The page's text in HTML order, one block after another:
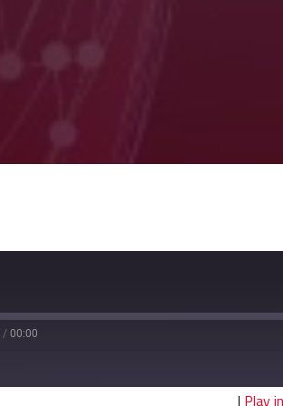
00:00
/
| Play